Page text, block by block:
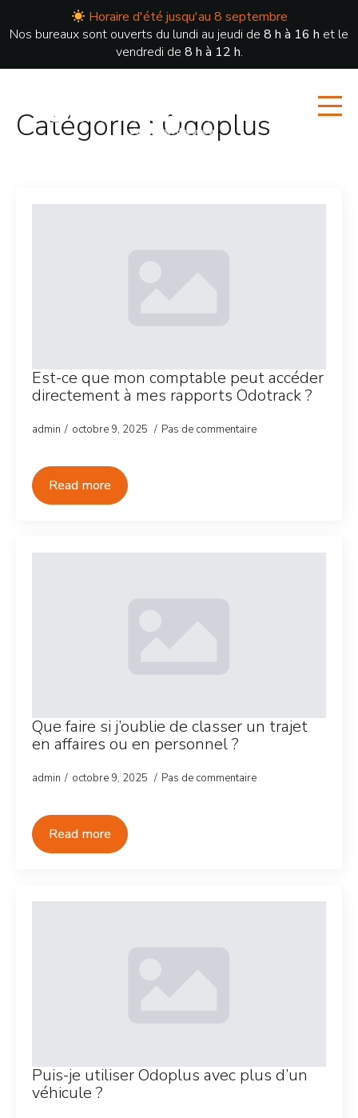
Horaire d'été jusqu'au 8 septembre
Nos bureaux sont ouverts du lundi au jeudi de 8 h à 16 h et le
vendredi de 8 h à 12 h.
Catégorie : Odoplus
Est-ce que mon comptable peut accéder
directement à mes rapports Odotrack ?
admin octobre 9, 2025 Pas de commentaire
Read more
Que faire si j’oublie de classer un trajet
en affaires ou en personnel ?
admin octobre 9, 2025 Pas de commentaire
Read more
Puis-je utiliser Odoplus avec plus d’un
véhicule ?